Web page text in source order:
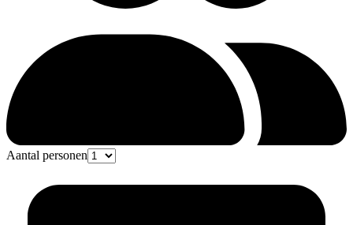
Aantal personen